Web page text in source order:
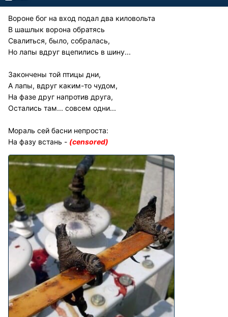
Вороне бог на вход подал два киловольта
В шашлык ворона обратясь
Свалиться, было, собралась,
Но лапы вдруг вцепились в шину...
Закончены той птицы дни,
А лапы, вдруг каким-то чудом,
На фазе друг напротив друга,
Остались там... совсем одни...
Мораль сей басни непроста:
На фазу встань - (censored)